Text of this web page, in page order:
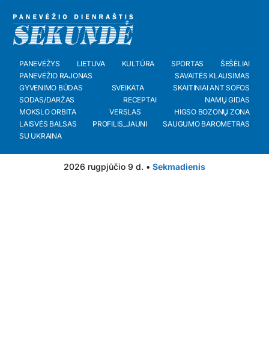
PANEVĖŽYS LIETUVA KULTŪRA SPORTAS
ŠEŠĖLIAI
PANEVĖŽIO RAJONAS
SAVAITĖS KLAUSIMAS
GYVENIMO BŪDAS
SVEIKATA
SKAITINIAI ANT SOFOS
SODAS/DARŽAS
RECEPTAI
NAMŲ GIDAS
MOKSLO ORBITA
VERSLAS
HIGSO BOZONŲ ZONA
LAISVĖS BALSAS
PROFILIS_JAUNI
SAUGUMO BAROMETRAS
SU UKRAINA
2026 rugpjūčio 9 d. • Sekmadienis